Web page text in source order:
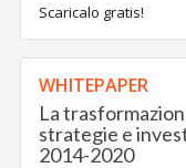
Scaricalo gratis!
WHITEPAPER
La
strategie e
2014-2020